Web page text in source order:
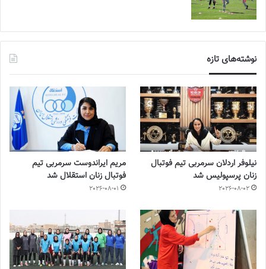
نوشته‌های تازه
نیلوفر اردلان سرمربی تیم فوتبال
زنان پرسپولیس شد
2026-08-02
مریم ایراندوست سرمربی تیم
فوتبال زنان استقلال شد
2026-08-01